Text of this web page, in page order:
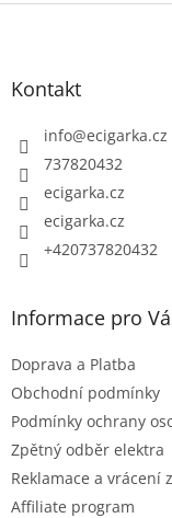
Kontakt
info@ecigarka.cz
737820432
ecigarka.cz
ecigarka.cz
+420737820432
Informace pro
Doprava a Platba
Obchodní podmínky
Podmínky ochrany
Zpětný odběr elektra
Reklamace a vrácení
Affiliate program